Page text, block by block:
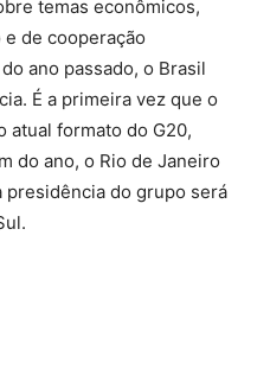
temas econômicos,
de cooperação
ano passado, o Brasil
É a primeira vez que o
atual formato do G20,
do ano, o Rio de Janeiro
presidência do grupo será